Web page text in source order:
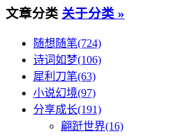
文章分类 关于分类 »
随想随笔(724)
诗词如梦(106)
犀利刀笔(63)
小说幻境(97)
分享成长(191)
翩跹世界(16)